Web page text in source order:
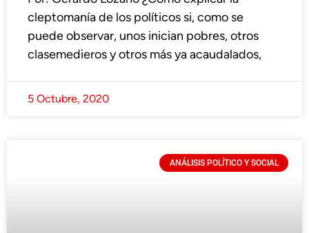
cleptomanía de los políticos si, como se
puede observar, unos inician pobres, otros
clasemedieros y otros más ya acaudalados,
5 Octubre, 2020
ANÁLISIS POLÍTICO Y SOCIAL